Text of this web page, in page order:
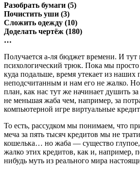
Разобрать бумаги (5)
Почистить уши (3)
Сложить одежду (10)
Доделать чертёж (180)
…
Получается а-ля бюджет времени. И тут
психологический трюк. Пока мы просто
куда подальше, время утекает из наших
неподсчитанным и нам его не жалко. Но
план, как нас тут же начинает душить
не меньшая жаба чем, например, за
компьютерной игре виртуальные
То есть, рассудком мы понимаем, что
меча за пять тысяч кредитов мы не
кошелька… но жаба — существо
жалко этих кредитов, как и, например,
нибудь муть из реального мира